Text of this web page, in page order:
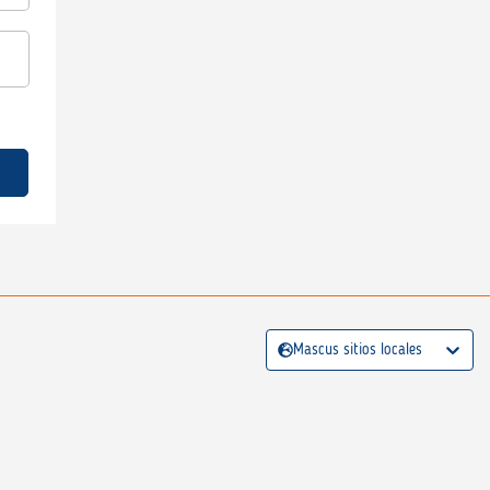
Mascus sitios locales